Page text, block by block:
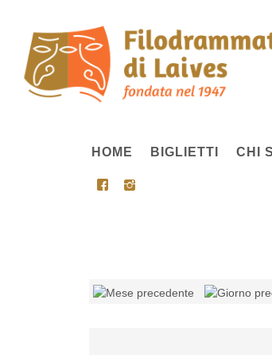
HOME BIGLIETTI CHI